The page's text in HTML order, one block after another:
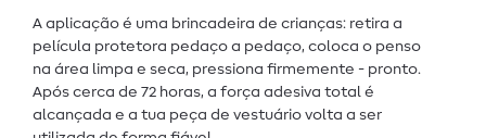
A aplicação é uma brincadeira de crianças: retira a
película protetora pedaço a pedaço, coloca o penso
na área limpa e seca, pressiona firmemente - pronto.
Após cerca de 72 horas, a força adesiva total é
alcançada e a tua peça de vestuário volta a ser